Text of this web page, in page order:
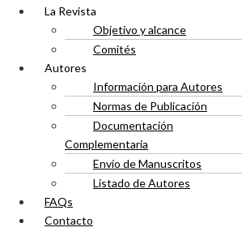
La Revista
Objetivo y alcance
Comités
Autores
Información para Autores
Normas de Publicación
Documentación
Complementaria
Envío de Manuscritos
Listado de Autores
FAQs
Contacto